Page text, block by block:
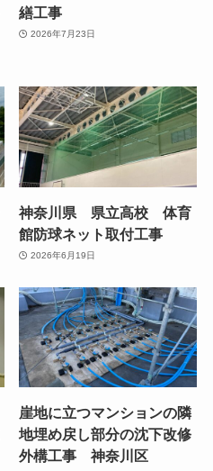
繕工事
2026年7月23日
神奈川県 県立高校 体育
館防球ネット取付工事
2026年6月19日
崖地に立つマンションの隣
地埋め戻し部分の沈下改修
外構工事 神奈川区